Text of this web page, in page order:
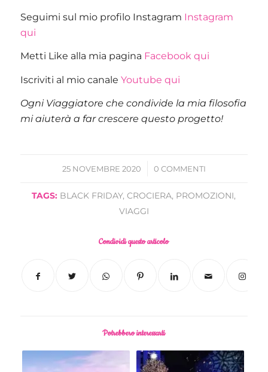
Seguimi sul mio profilo Instagram Instagram
qui
Metti Like alla mia pagina Facebook qui
Iscriviti al mio canale Youtube qui
Ogni Viaggiatore che condivide la mia filosofia
mi aiuterà a far crescere questo progetto!
25 NOVEMBRE 2020
/ 0 COMMENTI
TAGS: BLACK FRIDAY,CROCIERA, PROMOZIONI,
VIAGGI
Condividi questo articolo
Potrebbero interessarti